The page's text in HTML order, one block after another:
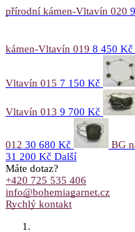
přírodní kámen-Vltavín 020
kámen-Vltavín 019 8 450 Kč
Vltavín 015 7 150 Kč
Vltavín 013 9 700 Kč
012 30 680 Kč
BG
31 200 Kč Další
Máte dotaz?
+420 725 535 406
info@bohemiagarnet.cz
Rychlý kontakt